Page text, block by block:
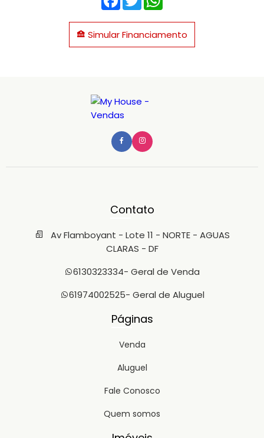
Simular Financiamento
Contato
Av Flamboyant - Lote 11 - NORTE - AGUAS
CLARAS - DF
6130323334- Geral de Venda
61974002525- Geral de Aluguel
Páginas
Venda
Aluguel
Fale Conosco
Quem somos